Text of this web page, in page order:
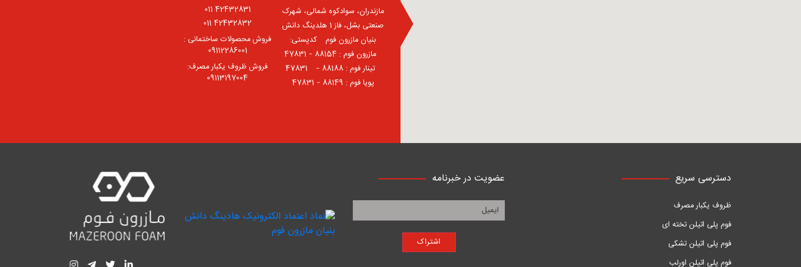
مازندران، سوادکوه شمالی، شهرک
صنعتی بشل، فاز 1 هلدینگ دانش
بنیان مازرون فوم ⠀کدپستی:
⠀مازرون فوم : 88154 – 47831
⠀تینار فوم : 88188 – 47831⠀
پویا فوم : 88149 – 47831
42432831 011
42432832 011
فروش محصولات ساختمانی :
09112286001
فروش ظروف یکبار مصرف:
09113197004
دسترسی سریع
ظروف یکبار مصرف
فوم پلی اتیلن تخته ای
فوم پلی اتیلن تشکی
فوم پلی اتیلن اورلب
عضویت در خبرنامه
اشتراک